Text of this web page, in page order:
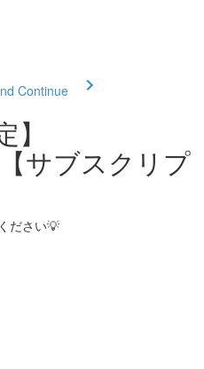
Continue
】
サブスクリプ
ださい💡